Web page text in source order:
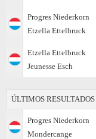
Progres Niederkorn
Etzella Ettelbruck
Etzella Ettelbruck
Jeunesse Esch
ÚLTIMOS RESULTADOS
Progres Niederkorn
Mondercange